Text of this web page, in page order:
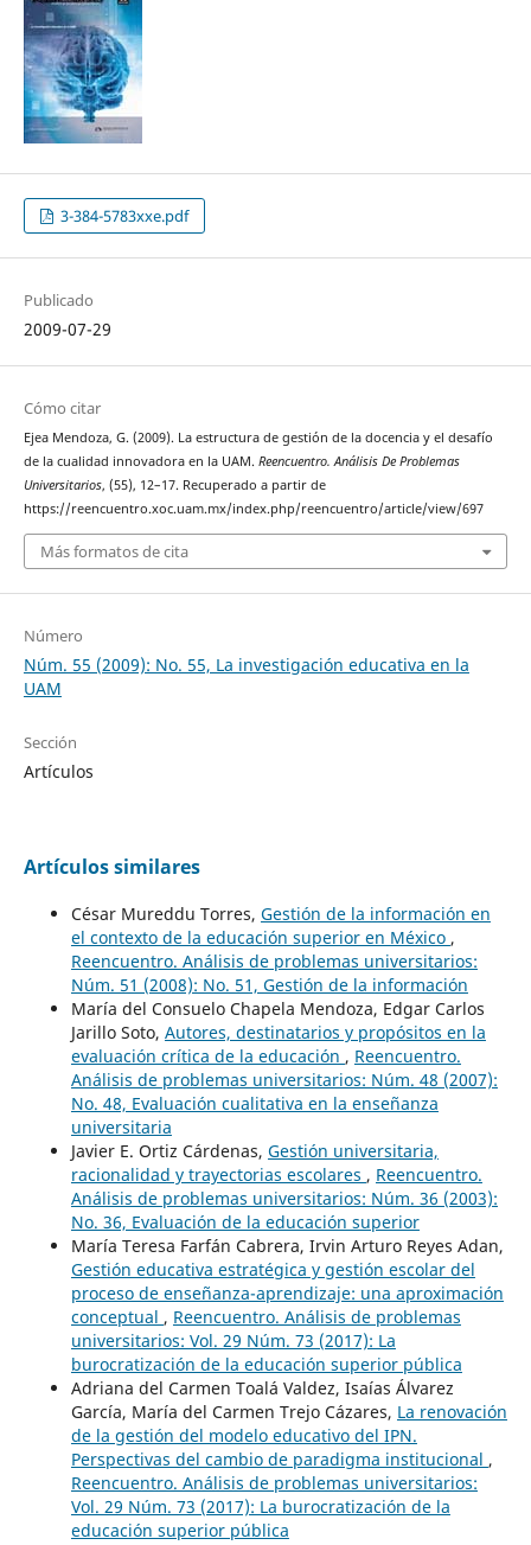
3-384-5783xxe.pdf
Publicado
2009-07-29
Cómo citar
Ejea Mendoza, G. (2009). La estructura de gestión de la docencia y el desafío
de la cualidad innovadora en la UAM. Reencuentro. Análisis De Problemas
Universitarios, (55), 12–17. Recuperado a partir de
https://reencuentro.xoc.uam.mx/index.php/reencuentro/article/view/697
Más formatos de cita
Número
Núm. 55 (2009): No. 55, La investigación educativa en la
UAM
Sección
Artículos
Artículos similares
César Mureddu Torres, Gestión de la información en
el contexto de la educación superior en México ,
Reencuentro. Análisis de problemas universitarios:
Núm. 51 (2008): No. 51, Gestión de la información
María del Consuelo Chapela Mendoza, Edgar Carlos
Jarillo Soto, Autores, destinatarios y propósitos en la
evaluación crítica de la educación , Reencuentro.
Análisis de problemas universitarios: Núm. 48 (2007):
No. 48, Evaluación cualitativa en la enseñanza
universitaria
Javier E. Ortiz Cárdenas, Gestión universitaria,
racionalidad y trayectorias escolares , Reencuentro.
Análisis de problemas universitarios: Núm. 36 (2003):
No. 36, Evaluación de la educación superior
María Teresa Farfán Cabrera, Irvin Arturo Reyes Adan,
Gestión educativa estratégica y gestión escolar del
proceso de enseñanza-aprendizaje: una aproximación
conceptual , Reencuentro. Análisis de problemas
universitarios: Vol. 29 Núm. 73 (2017): La
burocratización de la educación superior pública
Adriana del Carmen Toalá Valdez, Isaías Álvarez
García, María del Carmen Trejo Cázares, La renovación
de la gestión del modelo educativo del IPN.
Perspectivas del cambio de paradigma institucional ,
Reencuentro. Análisis de problemas universitarios:
Vol. 29 Núm. 73 (2017): La burocratización de la
educación superior pública